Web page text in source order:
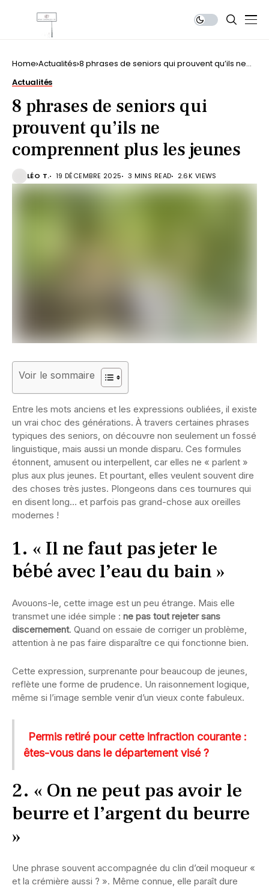
Home Actualités 8 phrases de seniors qui prouvent qu’ils ne
Actualités
8 phrases de seniors qui
prouvent qu’ils ne
comprennent plus les jeunes
LÉO T. 19 DÉCEMBRE 2025 3 MINS READ 2.6K VIEWS
Voir le sommaire
Entre les mots anciens et les expressions oubliées, il existe
un vrai choc des générations. À travers certaines phrases
typiques des seniors, on découvre non seulement un fossé
linguistique, mais aussi un monde disparu. Ces formules
étonnent, amusent ou interpellent, car elles ne « parlent »
plus aux plus jeunes. Et pourtant, elles veulent souvent dire
des choses très justes. Plongeons dans ces tournures qui
en disent long… et parfois pas grand-chose aux oreilles
modernes !
1. « Il ne faut pas jeter le
bébé avec l’eau du bain »
Avouons-le, cette image est un peu étrange. Mais elle
transmet une idée simple : ne pas tout rejeter sans
discernement. Quand on essaie de corriger un problème,
attention à ne pas faire disparaître ce qui fonctionne bien.
Cette expression, surprenante pour beaucoup de jeunes,
reflète une forme de prudence. Un raisonnement logique,
même si l’image semble venir d’un vieux conte fabuleux.
Permis retiré pour cette infraction courante :
êtes-vous dans le département visé ?
2. « On ne peut pas avoir le
beurre et l’argent du beurre
»
Une phrase souvent accompagnée du clin d’œil moqueur «
et la crémière aussi ? ». Même connue, elle paraît dure